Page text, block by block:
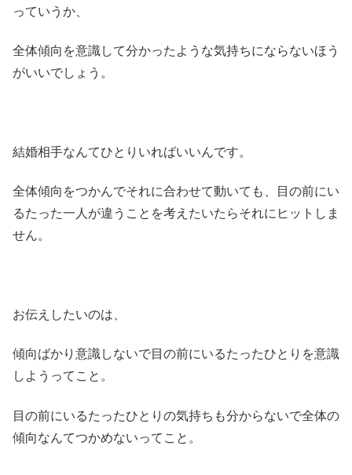
っていうか、
全体傾向を意識して分かったような気持ちにならないほう
がいいでしょう。
結婚相手なんてひとりいればいいんです。
全体傾向をつかんでそれに合わせて動いても、目の前にい
るたった一人が違うことを考えたいたらそれにヒットしま
せん。
お伝えしたいのは、
傾向ばかり意識しないで目の前にいるたったひとりを意識
しようってこと。
目の前にいるたったひとりの気持ちも分からないで全体の
傾向なんてつかめないってこと。